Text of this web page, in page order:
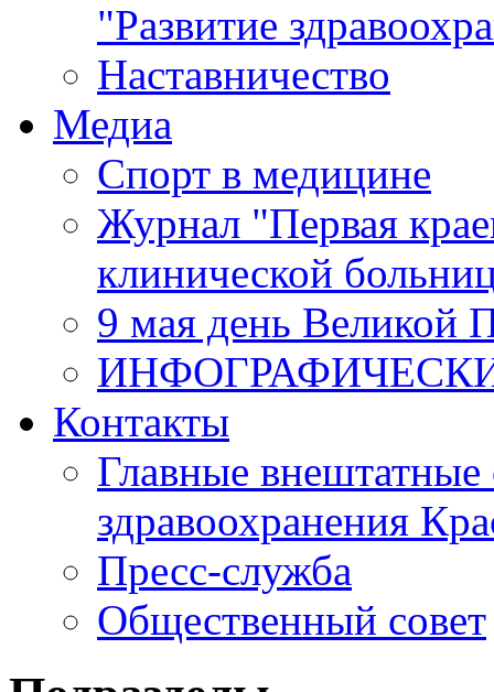
"Развитие
Наставничество
Медиа
Спорт в медицине
Журнал "Первая
клинической
9 мая день Великой
Контакты
Главные внештатные
здравоохранения
Пресс-служба
Общественный совет